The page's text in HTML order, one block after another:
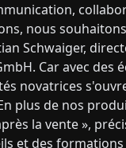
nous
Schwaiger,
Car avec des
novatrices
plus de nos
la vente »,
et des